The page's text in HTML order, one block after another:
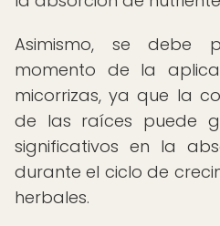
Asimismo, se debe
momento de la
micorrizas, ya que la
de las raíces puede
significativos en la
durante el ciclo de
herbales.